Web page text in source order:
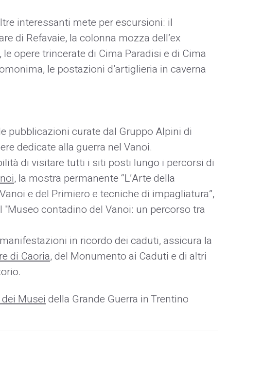
interessanti mete per escursioni: il
di Refavaie, la colonna mozza dell’ex
opere trincerate di Cima Paradisi e di Cima
le postazioni d’artiglieria in caverna
pubblicazioni curate dal Gruppo Alpini di
dedicate alla guerra nel Vanoi.
di visitare tutti i siti posti lungo i percorsi di
, la mostra permanente “L’Arte della
e del Primiero e tecniche di impagliatura”,
contadino del Vanoi: un percorso tra
in ricordo dei caduti, assicura la
di Caoria, del Monumento ai Caduti e di altri
Musei della Grande Guerra in Trentino